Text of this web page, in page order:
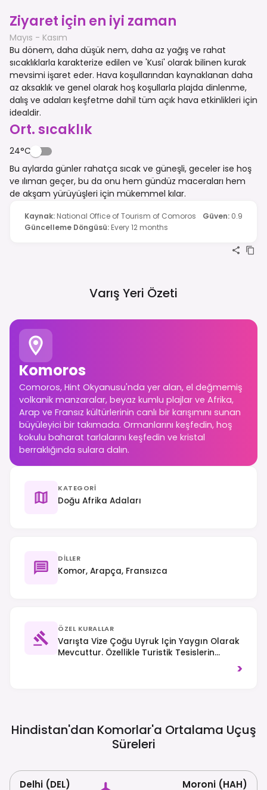
Ziyaret için en iyi zaman
Mayıs - Kasım
Bu dönem, daha düşük nem, daha az yağış ve rahat
sıcaklıklarla karakterize edilen ve 'Kusi' olarak bilinen kurak
mevsimi işaret eder. Hava koşullarından kaynaklanan daha
az aksaklık ve genel olarak hoş koşullarla plajda dinlenme,
dalış ve adaları keşfetme dahil tüm açık hava etkinlikleri için
idealdir.
Ort. sıcaklık
24°C
Bu aylarda günler rahatça sıcak ve güneşli, geceler ise hoş
ve ılıman geçer, bu da onu hem gündüz maceraları hem
de akşam yürüyüşleri için mükemmel kılar.
Kaynak: National Office of Tourism of Comoros Güven: 0.9
Güncelleme Döngüsü: Every 12 months
Varış Yeri Özeti
Komoros
Comoros, Hint Okyanusu'nda yer alan, el değmemiş
volkanik manzaralar, beyaz kumlu plajlar ve Afrika,
Arap ve Fransız kültürlerinin canlı bir karışımını sunan
büyüleyici bir takımada. Ormanlarını keşfedin, hoş
kokulu baharat tarlalarını keşfedin ve kristal
berraklığında sulara dalın.
KATEGORI
Doğu Afrika Adaları
DILLER
Komor, Arapça, Fransızca
ÖZEL KURALLAR
Varışta Vize Çoğu Uyruk Için Yaygın Olarak
Mevcuttur. Özellikle Turistik Tesislerin
>
Hindistan'dan Komorlar'a Ortalama Uçuş
Süreleri
Delhi (DEL) Moroni (HAH)